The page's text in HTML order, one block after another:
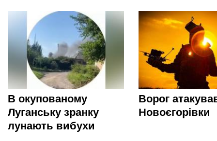
В окупованому
Луганську зранку
лунають вибухи
Ворог
Новоєгорівки